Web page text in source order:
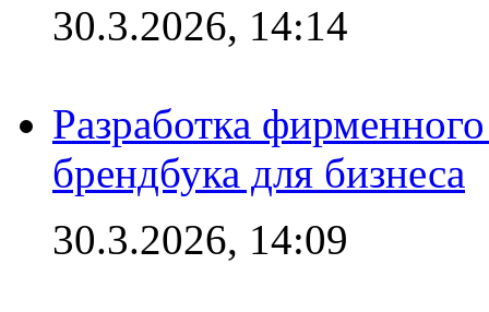
30.3.2026, 14:14
Разработка
брендбука для бизнеса
30.3.2026, 14:09